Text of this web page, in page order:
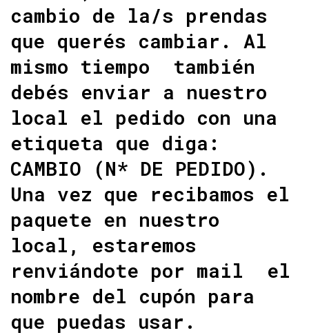
cambio de la/s prendas
que querés cambiar. Al
mismo tiempo también
debés enviar a nuestro
local el pedido con una
etiqueta que diga:
CAMBIO (N* DE PEDIDO).
Una vez que recibamos el
paquete en nuestro
local, estaremos
renviándote por mail el
nombre del cupón para
que puedas usar.